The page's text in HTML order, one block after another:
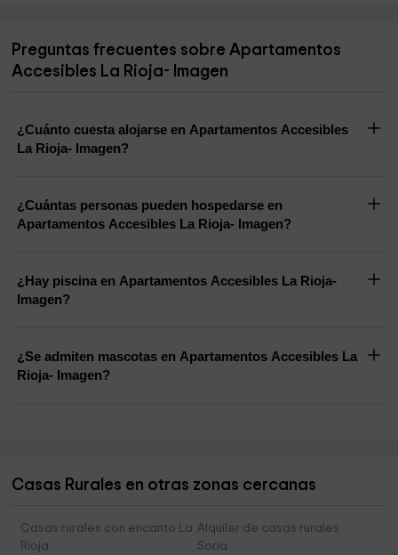
Preguntas frecuentes sobre Apartamentos
Accesibles La Rioja- Imagen
¿Cuánto cuesta alojarse en Apartamentos Accesibles
La Rioja- Imagen?
¿Cuántas personas pueden hospedarse en
Apartamentos Accesibles La Rioja- Imagen?
¿Hay piscina en Apartamentos Accesibles La Rioja-
Imagen?
¿Se admiten mascotas en Apartamentos Accesibles La
Rioja- Imagen?
Casas Rurales en otras zonas cercanas
Casas rurales con encanto La
Rioja
Alquiler de casas rurales
Soria